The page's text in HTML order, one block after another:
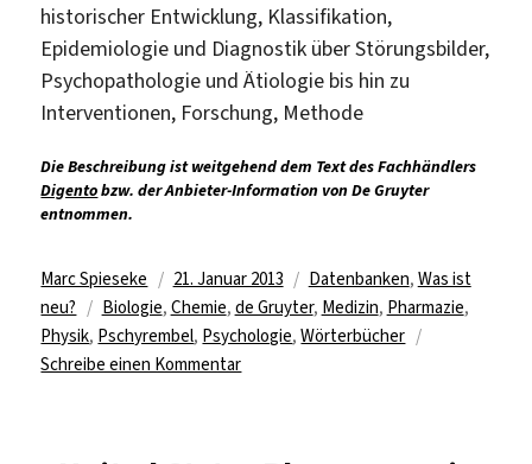
historischer Entwicklung, Klassifikation,
Epidemiologie und Diagnostik über Störungsbilder,
Psychopathologie und Ätiologie bis hin zu
Interventionen, Forschung, Methode
Die Beschreibung ist weitgehend dem Text des Fachhändlers
Digentobzw. der Anbieter-Information von De Gruyter
entnommen.
Autor
Marc Spieseke
Veröffentlicht
am
21. Januar 2013 Kategorien
Datenbanken, Was ist
neu?
Schlagwörter
Biologie, Chemie, de Gruyter, Medizin, Pharmazie,
Physik, Pschyrembel, Psychologie,Wörterbücher
Schreibe einen Kommentarzu